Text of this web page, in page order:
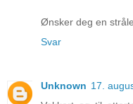
Ønsker deg en
Svar
Unknown 17.